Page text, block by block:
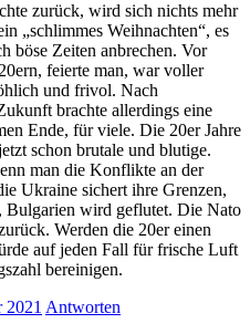
zurück, wird sich nichts mehr
„schlimmes Weihnachten“, es
böse Zeiten anbrechen. Vor
feierte man, war voller
und frivol. Nach
brachte allerdings eine
Ende, für viele. Die 20er Jahre
schon brutale und blutige.
man die Konflikte an der
Ukraine sichert ihre Grenzen,
Bulgarien wird geflutet. Die Nato
Werden die 20er einen
auf jeden Fall für frische Luft
bereinigen.
2021 Antworten